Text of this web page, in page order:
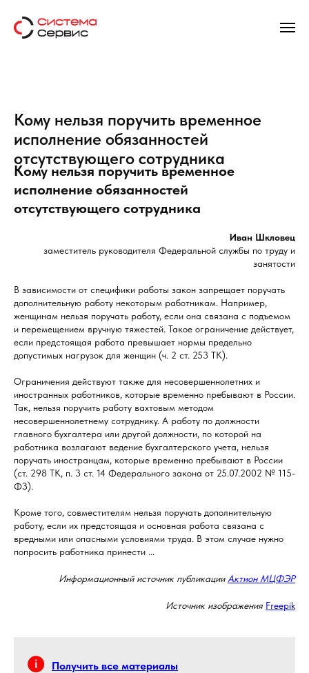
Кому нельзя поручить временное
исполнение обязанностей
отсутствующего сотрудника
Кому нельзя поручить временное
исполнение обязанностей
отсутствующего сотрудника
Иван Шкловец
заместитель руководителя Федеральной службы по труду и
занятости
В зависимости от специфики работы закон запрещает поручать
дополнительную работу некоторым работникам. Например,
женщинам нельзя поручать работу, если она связана с подъемом
и перемещением вручную тяжестей. Такое ограничение действует,
если предстоящая работа превышает нормы предельно
допустимых нагрузок для женщин (ч. 2 ст. 253 ТК).
Ограничения действуют также для несовершеннолетних и
иностранных работников, которые временно пребывают в России.
Так, нельзя поручить работу вахтовым методом
несовершеннолетнему сотруднику. А работу по должности
главного бухгалтера или другой должности, по которой на
работника возлагают ведение бухгалтерского учета, нельзя
поручать иностранцам, которые временно пребывают в России
(ст. 298 ТК, п. 3 ст. 14 Федерального закона от 25.07.2002 № 115-
ФЗ).
Кроме того, совместителям нельзя поручать дополнительную
работу, если их предстоящая и основная работа связана с
вредными или опасными условиями труда. В этом случае нужно
попросить работника принести ...
Информационный источник публикации Актион МЦФЭР
Источник изображения Freepik
Получить все материалы